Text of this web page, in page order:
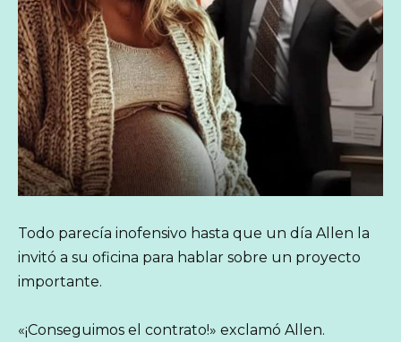
Todo parecía inofensivo hasta que un día Allen la
invitó a su oficina para hablar sobre un proyecto
importante.
«¡Conseguimos el contrato!» exclamó Allen.